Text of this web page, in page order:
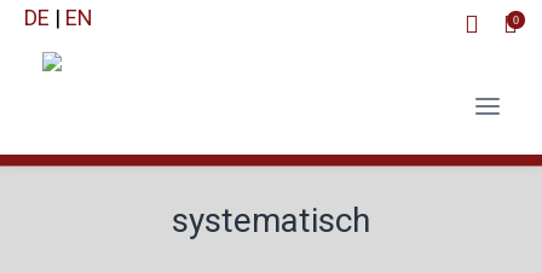
DE | EN 0
systematisch